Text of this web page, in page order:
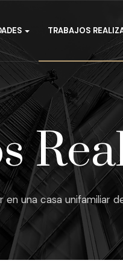
TRABAJOS
en una casa unifamiliar